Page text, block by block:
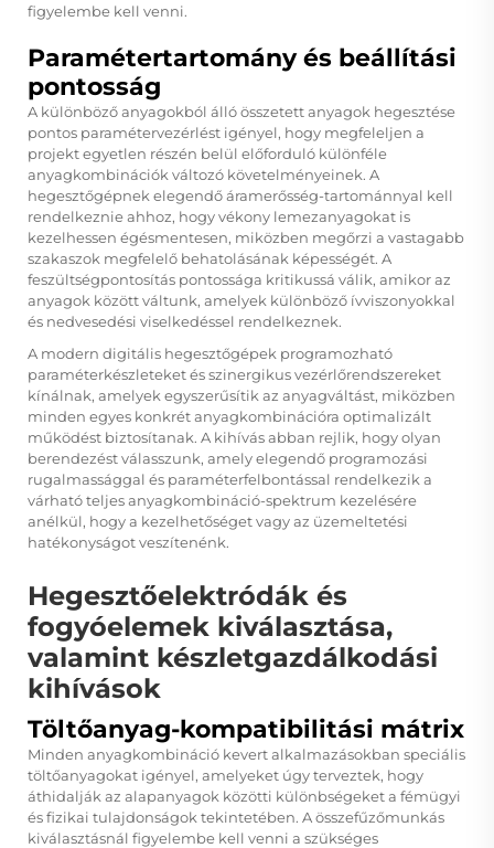
figyelembe kell venni.
Paramétertartomány és beállítási
pontosság
A különböző anyagokból álló összetett anyagok hegesztése
pontos paramétervezérlést igényel, hogy megfeleljen a
projekt egyetlen részén belül előforduló különféle
anyagkombinációk változó követelményeinek. A
hegesztőgépnek elegendő áramerősség-tartománnyal kell
rendelkeznie ahhoz, hogy vékony lemezanyagokat is
kezelhessen égésmentesen, miközben megőrzi a vastagabb
szakaszok megfelelő behatolásának képességét. A
feszültségpontosítás pontossága kritikussá válik, amikor az
anyagok között váltunk, amelyek különböző ívviszonyokkal
és nedvesedési viselkedéssel rendelkeznek.
A modern digitális hegesztőgépek programozható
paraméterkészleteket és szinergikus vezérlőrendszereket
kínálnak, amelyek egyszerűsítik az anyagváltást, miközben
minden egyes konkrét anyagkombinációra optimalizált
működést biztosítanak. A kihívás abban rejlik, hogy olyan
berendezést válasszunk, amely elegendő programozási
rugalmassággal és paraméterfelbontással rendelkezik a
várható teljes anyagkombináció-spektrum kezelésére
anélkül, hogy a kezelhetőséget vagy az üzemeltetési
hatékonyságot veszítenénk.
Hegesztőelektródák és
fogyóelemek kiválasztása,
valamint készletgazdálkodási
kihívások
Töltőanyag-kompatibilitási mátrix
Minden anyagkombináció kevert alkalmazásokban speciális
töltőanyagokat igényel, amelyeket úgy terveztek, hogy
áthidalják az alapanyagok közötti különbségeket a fémügyi
és fizikai tulajdonságok tekintetében. Aösszefűzőmunkás
kiválasztásnál figyelembe kell venni a szükséges